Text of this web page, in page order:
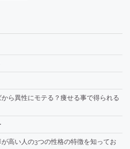
ら異性にモテる？痩せる事で得られる
高い人の3つの性格の特徴を知ってお